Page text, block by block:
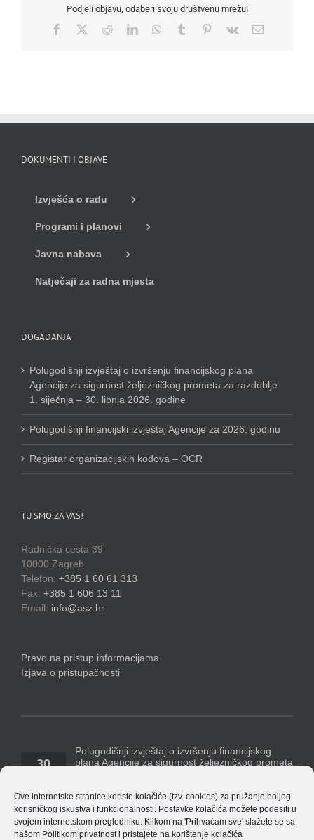
Ove internetske stranice koriste kolačiće (tzv. cookies) za pružanje boljeg
korisničkog iskustva i funkcionalnosti. Postavke kolačića možete podesiti u
svojem internetskom pregledniku. Klikom na 'Prihvaćam sve' slažete se sa
našom Politikom privatnosti pristajete na korištenje kolačića
Podjeli objavu, odaberi svoju društvenu mrežu!
Facebook RedditLinkedInWhatsApp
Tumblr Pinterest
Vk Email
DOKUMENTI I OBJAVE
Izvješća o radu
Programi i planovi
Javna nabava
Natječaji za radna mjesta
DOGAĐANJA
Polugodišnji izvještaj o izvršenju financijskog plana
Agencije za sigurnost željezničkog prometa za razdoblje
1. siječnja – 30. lipnja 2026. godine
Polugodišnji financijski izvještaj Agencije za 2026. godinu
Registar organizacijskih kodova – OCR
TU SMO ZA VAS!
Radnička cesta 39
10000 Zagreb
Telefon: +385 1 60 61 313
Fax: +385 1 606 13 11
Email: info@asz.hr
Pravo na pristup informacijama
Izjava o pristupačnosti
30
Polugodišnji izvještaj o izvršenju financijskog
plana Agencije za sigurnost željezničkog prometa
Polugodišnji financijski izvještaj Agencije za 2026.
godinu